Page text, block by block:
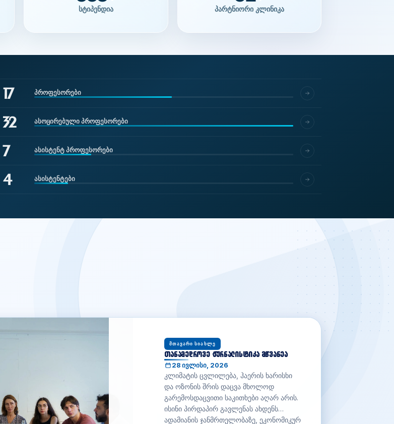
550+ 31+
17
32
7
ᲛᲗᲐᲕᲐᲠᲘ ᲡᲘᲐᲮᲚᲔ
თანამედროვე ჟურნალისტიკა მწვანეა
28 ივლისი, 2026
კლიმატის ცვლილება, ჰაერის ხარისხი
და ოზონის შრის დაცვა მხოლოდ
გარემოსდაცვითი საკითხები აღარ არის.